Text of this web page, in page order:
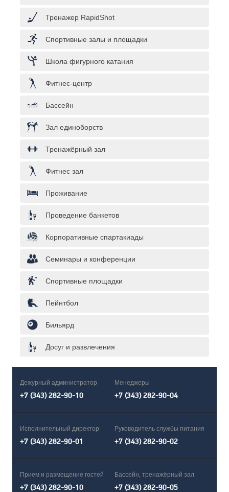
Тренажер RapidShot
Спортивные залы и площадки
Школа фигурного катания
Фитнес-центр
Бассейн
Зал единоборств
Тренажёрный зал
Фитнес зал
Проживание
Проведение банкетов
Корпоративные спартакиады
Семинары и конференции
Спортивные площадки
Пейнтбол
Бильярд
Досуг и развлечения
Дежурный администратор
+7 (343) 282-90-10
Менеджеры
+7 (343) 282-90-04
Исполнительный директор
+7 (343) 282-90-01
Руководитель службы питания
+7 (343) 282-90-02
Прием и размещение гостей
+7 (343) 282-90-10
Бассейн, тренажёрный зал
+7 (343) 282-90-05